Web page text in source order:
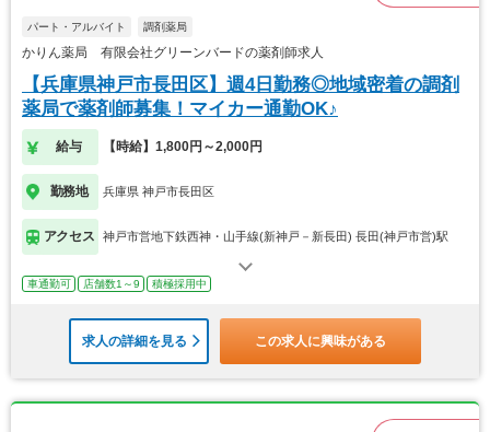
パート・アルバイト 調剤薬局
かりん薬局 有限会社グリーンバードの薬剤師求人
【兵庫県神戸市長田区】週4日勤務◎地域密着の調剤
薬局で薬剤師募集！マイカー通勤OK♪
給与 【時給】1,800円～2,000円
勤務地 兵庫県 神戸市長田区
アクセス 神戸市営地下鉄西神・山手線(新神戸－新長田) 長田(神戸市営)駅
車通勤可 店舗数1～9 積極採用中
求人の詳細を見る この求人に興味がある